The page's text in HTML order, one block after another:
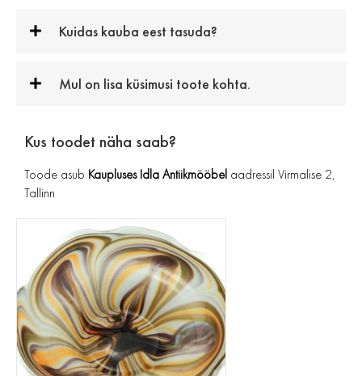
Kuidas kauba eest tasuda?
Mul on lisa küsimusi toote kohta.
Kus toodet näha saab?
Toode asub Kaupluses Idla Antiikmööbel aadressil Virmalise 2,
Tallinn